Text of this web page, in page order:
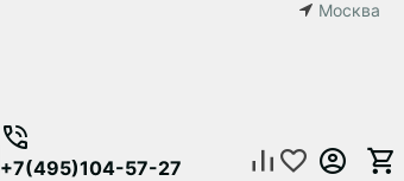
Москва
+7(495)104-57-27